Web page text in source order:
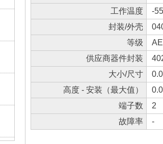
工作温度
-
封装/外壳
等级
供应商器件封装
大小/尺寸
高度 - 安装（最大值）
端子数
2
故障率
-